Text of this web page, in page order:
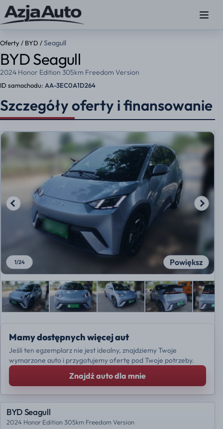
Oferty / BYD /Seagull
BYD Seagull
2024 Honor Edition 305km Freedom Version
ID samochodu: AA-3EC0A1D264
Szczegóły oferty i finansowanie
Powiększ
1/24
Mamy dostępnych więcej aut
Jeśli ten egzemplarz nie jest idealny, znajdziemy Twoje
wymarzone auto i przygotujemy ofertę pod Twoje potrzeby.
Znajdź auto dla mnie
BYD Seagull
2024 Honor Edition 305km Freedom Version